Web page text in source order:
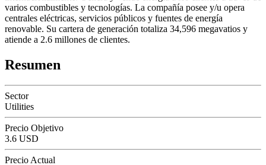
varios combustibles y tecnologías. La compañía posee y/u opera
centrales eléctricas, servicios públicos y fuentes de energía
renovable. Su cartera de generación totaliza 34,596 megavatios y
atiende a 2.6 millones de clientes.
Resumen
Sector
Utilities
Precio Objetivo
3.6 USD
Precio Actual